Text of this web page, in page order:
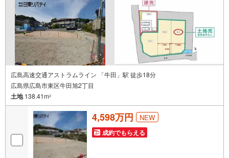
広島高速交通アストラムライン 「牛田」駅 徒歩18分
広島県広島市東区牛田旭2丁目
土地138.41m2
4,598万円 NEW
成約でもらえる